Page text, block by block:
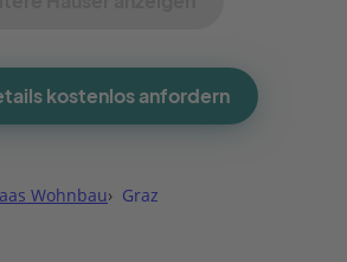
kostenlos anfordern
Wohnbau› Graz